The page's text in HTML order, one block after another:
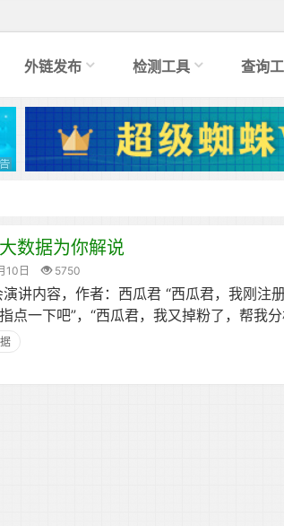
外链发布 检测工具 查询
数据为你解说
10日 5750
讲内容，作者：西瓜君 “西瓜君，我刚注
点一下吧”，“西瓜君，我又掉粉了，帮我